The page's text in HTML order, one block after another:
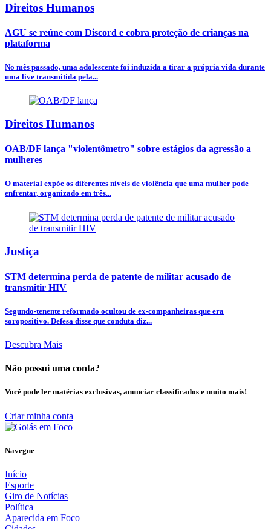
Direitos Humanos
AGU se reúne com Discord e cobra proteção de crianças na
plataforma
No mês passado, uma adolescente foi induzida a tirar a própria vida durante
uma live transmitida pela...
Direitos Humanos
OAB/DF lança "violentômetro" sobre estágios da agressão a
mulheres
O material expõe os diferentes níveis de violência que uma mulher pode
enfrentar, organizado em três...
Justiça
STM determina perda de patente de militar acusado de
transmitir HIV
Segundo-tenente reformado ocultou de ex-companheiras que era
soropositivo. Defesa disse que conduta diz...
Descubra Mais
Não possui uma conta?
Você pode ler matérias exclusivas, anunciar classificados e muito mais!
Criar minha conta
Navegue
Início
Esporte
Giro de Notícias
Política
Aparecida em Foco